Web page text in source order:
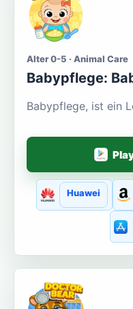
Alter 0-5 · Animal Care
Babypflege:
Babypflege, ist ein
Huawei